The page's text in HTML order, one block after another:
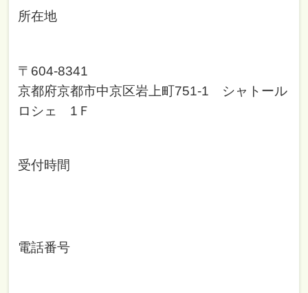
所在地
〒604-8341
京都府京都市中京区岩上町751-1 シャトール
ロシェ 1Ｆ
受付時間
電話番号